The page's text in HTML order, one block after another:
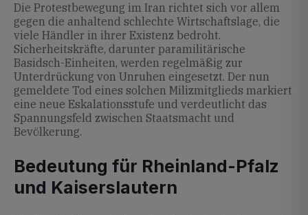
Die Protestbewegung im Iran richtet sich vor allem
gegen die anhaltend schlechte Wirtschaftslage, die
viele Händler in ihrer Existenz bedroht.
Sicherheitskräfte, darunter paramilitärische
Basidsch-Einheiten, werden regelmäßig zur
Unterdrückung von Unruhen eingesetzt. Der nun
gemeldete Tod eines solchen Milizmitglieds markiert
eine neue Eskalationsstufe und verdeutlicht das
Spannungsfeld zwischen Staatsmacht und
Bevölkerung.
Bedeutung für Rheinland-Pfalz
und Kaiserslautern